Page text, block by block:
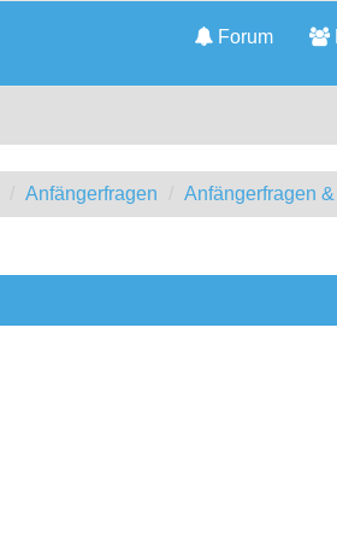
Forum
Anfängerfragen Anfängerfragen